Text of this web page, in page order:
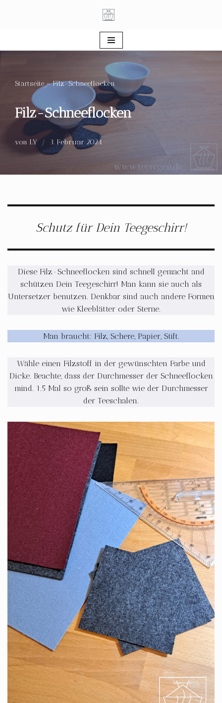
springen
Startseite»Filz-Schneeflocken
Filz-Schneeflocken
von LY 3. Februar 2024
Schutz für Dein Teegeschirr!
Diese Filz-Schneeflocken sind schnell gemacht and
schützen Dein Teegeschirr! Man kann sie auch als
Untersetzer benutzen. Denkbar sind auch andere Formen
wie Kleeblätter oder Sterne.
Man braucht: Filz, Schere, Papier, Stift.
Wähle einen Filzstoff in der gewünschten Farbe und
Dicke. Beachte, dass der Durchmesser der Schneeflocken
mind. 1.5 Mal so groß sein sollte wie der Durchmesser
der Teeschalen.